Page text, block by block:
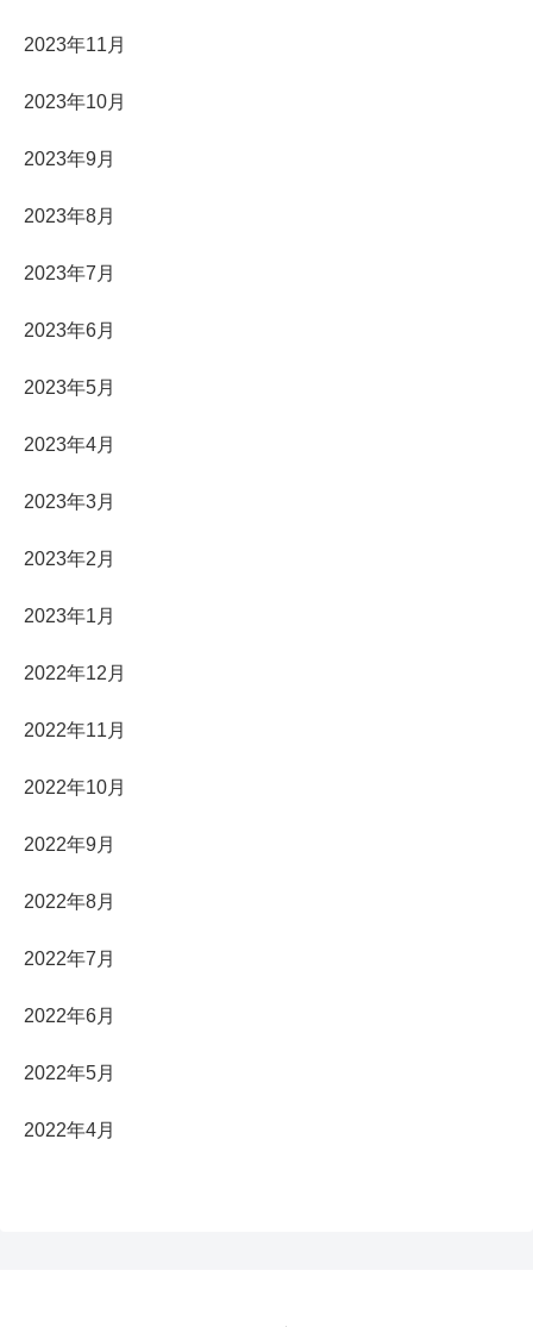
2023年11月
2023年10月
2023年9月
2023年8月
2023年7月
2023年6月
2023年5月
2023年4月
2023年3月
2023年2月
2023年1月
2022年12月
2022年11月
2022年10月
2022年9月
2022年8月
2022年7月
2022年6月
2022年5月
2022年4月